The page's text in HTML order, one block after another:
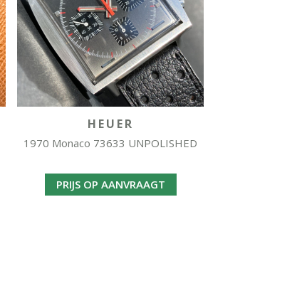
HEUER
1970 Monaco 73633 UNPOLISHED
PRIJS OP AANVRAAGT